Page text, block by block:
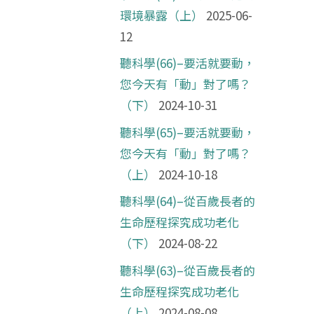
環境暴露（上）
2025-06-
12
聽科學(66)–要活就要動，
您今天有「動」對了嗎？
（下）
2024-10-31
聽科學(65)–要活就要動，
您今天有「動」對了嗎？
（上）
2024-10-18
聽科學(64)–從百歲長者的
生命歷程探究成功老化
（下）
2024-08-22
聽科學(63)–從百歲長者的
生命歷程探究成功老化